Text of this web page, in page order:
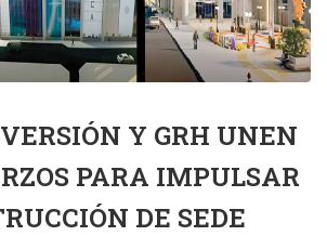
Y GRH UNEN
PARA IMPULSAR
DE SEDE